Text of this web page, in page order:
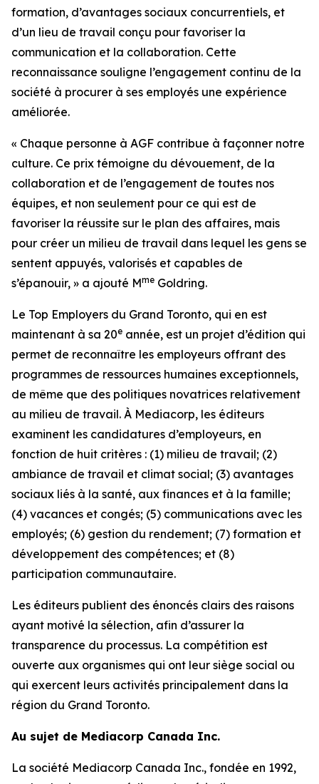
formation, d’avantages sociaux concurrentiels, et
d’un lieu de travail conçu pour favoriser la
communication et la collaboration. Cette
reconnaissance souligne l’engagement continu de la
société à procurer à ses employés une expérience
améliorée.
« Chaque personne à AGF contribue à façonner notre
culture. Ce prix témoigne du dévouement, de la
collaboration et de l’engagement de toutes nos
équipes, et non seulement pour ce qui est de
favoriser la réussite sur le plan des affaires, mais
pour créer un milieu de travail dans lequel les gens se
sentent appuyés, valorisés et capables de
s’épanouir, » a ajouté Mme Goldring.
Le Top Employers du Grand Toronto, qui en est
maintenant à sa 20e année, est un projet d’édition qui
permet de reconnaître les employeurs offrant des
programmes de ressources humaines exceptionnels,
de même que des politiques novatrices relativement
au milieu de travail. À Mediacorp, les éditeurs
examinent les candidatures d’employeurs, en
fonction de huit critères : (1) milieu de travail; (2)
ambiance de travail et climat social; (3) avantages
sociaux liés à la santé, aux finances et à la famille;
(4) vacances et congés; (5) communications avec les
employés; (6) gestion du rendement; (7) formation et
développement des compétences; et (8)
participation communautaire.
Les éditeurs publient des énoncés clairs des raisons
ayant motivé la sélection, afin d’assurer la
transparence du processus. La compétition est
ouverte aux organismes qui ont leur siège social ou
qui exercent leurs activités principalement dans la
région du Grand Toronto.
Au sujet de Mediacorp Canada Inc.
La société Mediacorp Canada Inc., fondée en 1992,